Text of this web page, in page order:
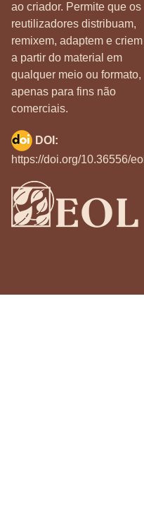
ao criador. Permite que os
reutilizadores distribuam,
remixem, adaptem e criem
a partir do material em
qualquer meio ou formato,
apenas para fins não
comerciais.
DOI:
https://doi.org/10.36556/eol